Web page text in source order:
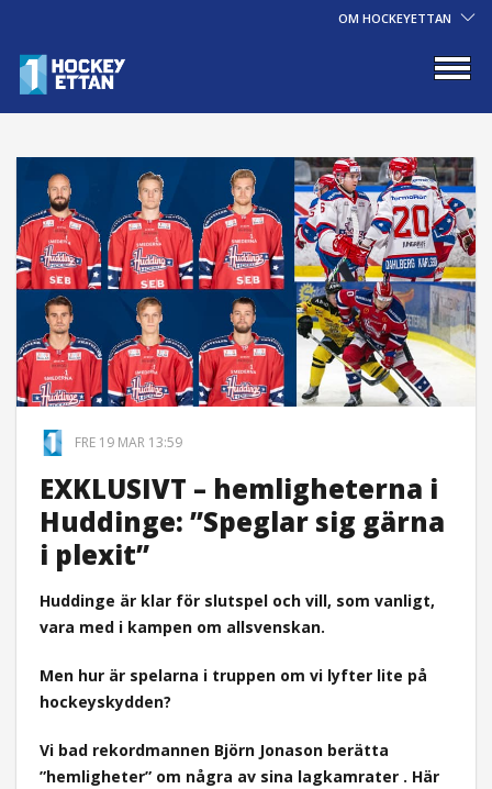
OM HOCKEYETTAN
FRE 19 MAR 13:59
EXKLUSIVT – hemligheterna i
Huddinge: ”Speglar sig gärna
i plexit”
Huddinge är klar för slutspel och vill, som vanligt,
vara med i kampen om allsvenskan.
Men hur är spelarna i truppen om vi lyfter lite på
hockeyskydden?
Vi bad rekordmannen Björn Jonason berätta
”hemligheter” om några av sina lagkamrater . Här